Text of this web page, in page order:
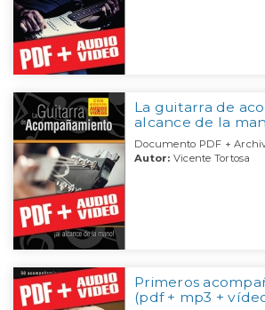
La guitarra de
alcance de la
Documento PDF +
Autor: Vicente Tortosa
Primeros
(pdf + mp3 +